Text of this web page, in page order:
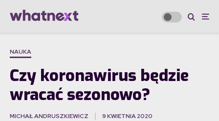
NAUKA
Czy koronawirus będzie
wracać sezonowo?
MICHAŁ ANDRUSZKIEWICZ 9 KWIETNIA 2020